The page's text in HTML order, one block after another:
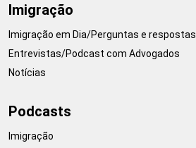
Imigração
Imigração em Dia/Perguntas e respostas
Entrevistas/Podcast com Advogados
Notícias
Podcasts
Imigração